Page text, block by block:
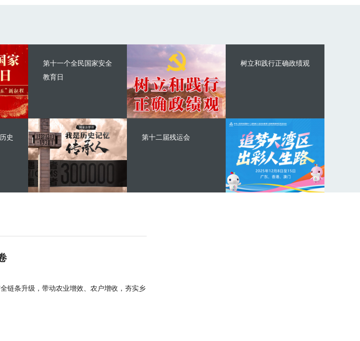
第十一个全民国家安全
教育日
史
树立和践行正确政绩观
第十二届残运会
链条升级，带动农业增效、农户增收，夯实乡